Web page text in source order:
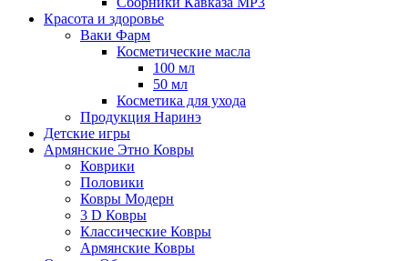
Красота и здоровье
Ваки Фарм
Косметические масла
100 мл
50 мл
Косметика для ухода
Продукция Наринэ
Детские игры
Армянские Этно Ковры
Коврики
Половики
Ковры Модерн
3 D Ковры
Классические Ковры
Армянские Ковры